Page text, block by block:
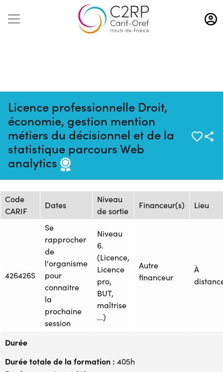
Aller
au
contenu
Licence professionnelle Droit,
économie, gestion mention
métiers du décisionnel et de la
statistique parcours Web
analytics
Mise à jour :
22/09/2025
Formation :
25234813F
Source : CNAM HAUTS-DE-
FRANCE - Centre de Lille
Session de formation
Code
CARIF
Dates
Niveau
de sortie
Financeur(s) Lieu
426426S
Se
rapprocher
de
l'organisme
pour
connaitre
la
prochaine
session
Niveau
6.
(Licence,
Licence
pro,
BUT,
maîtrise
...)
Autre
financeur
À
Durée
Durée totale de la formation : 405h